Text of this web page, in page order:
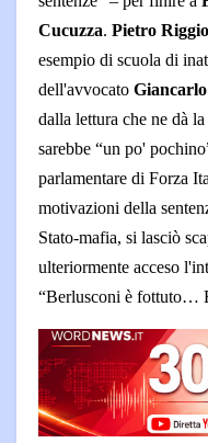
Cucuzza. Pietro Riggio
esempio di scuola di
dell'avvocato
dalla lettura che ne dà
sarebbe “un po'
parlamentare di Forza
motivazioni della
Stato-mafia, si lasciò
ulteriormente acceso
“Berlusconi è fottuto…